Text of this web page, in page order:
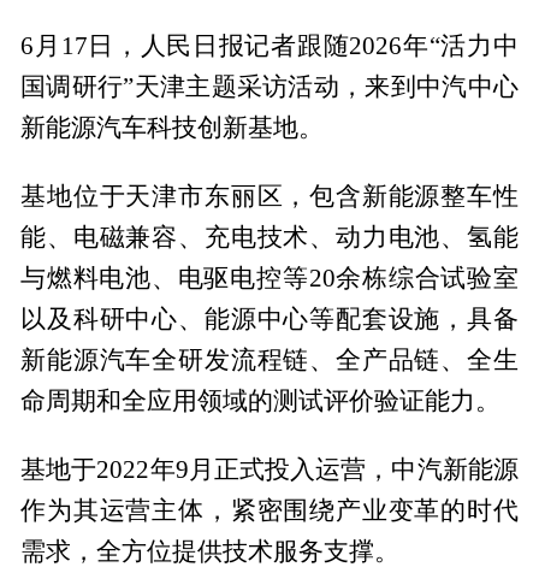
6月17日，人民日报记者跟随2026年“活力中
国调研行”天津主题采访活动，来到中汽中心
新能源汽车科技创新基地。
基地位于天津市东丽区，包含新能源整车性
能、电磁兼容、充电技术、动力电池、氢能
与燃料电池、电驱电控等20余栋综合试验室
以及科研中心、能源中心等配套设施，具备
新能源汽车全研发流程链、全产品链、全生
命周期和全应用领域的测试评价验证能力。
基地于2022年9月正式投入运营，中汽新能源
作为其运营主体，紧密围绕产业变革的时代
需求，全方位提供技术服务支撑。